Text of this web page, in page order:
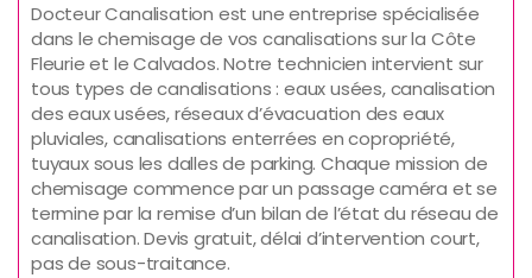
Docteur Canalisation est une entreprise spécialisée
dans le chemisage de vos canalisations sur la Côte
Fleurie et le Calvados. Notre technicien intervient sur
tous types de canalisations : eaux usées, canalisation
des eaux usées, réseaux d’évacuation des eaux
pluviales, canalisations enterrées en copropriété,
tuyaux sous les dalles de parking. Chaque mission de
chemisage commence par un passage caméra et se
termine par la remise d’un bilan de l’état du réseau de
canalisation. Devis gratuit, délai d’intervention court,
pas de sous-traitance.